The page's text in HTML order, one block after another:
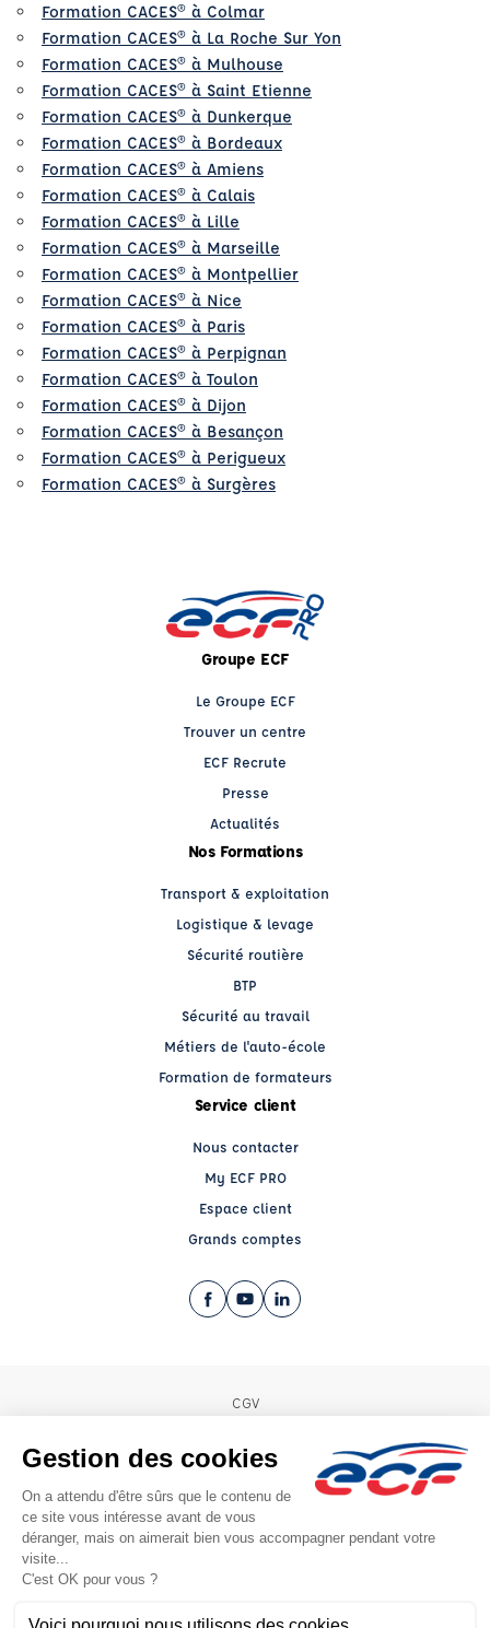
Formation CACES® à Colmar
Formation CACES® à La Roche Sur Yon
Formation CACES® à Mulhouse
Formation CACES® à Saint Etienne
Formation CACES® à Dunkerque
Formation CACES® à Bordeaux
Formation CACES® à Amiens
Formation CACES® à Calais
Formation CACES® à Lille
Formation CACES® à Marseille
Formation CACES® à Montpellier
Formation CACES® à Nice
Formation CACES® à Paris
Formation CACES® à Perpignan
Formation CACES® à Toulon
Formation CACES® à Dijon
Formation CACES® à Besançon
Formation CACES® à Perigueux
Formation CACES® à Surgères
Groupe ECF
Le Groupe ECF
Trouver un centre
ECF Recrute
Presse
Actualités
Nos Formations
Transport & exploitation
Logistique & levage
Sécurité routière
BTP
Sécurité au travail
Métiers de l'auto-école
Formation de formateurs
Service client
Nous contacter
My ECF PRO
Espace client
Grands comptes
Facebook (nouvelle fenêtre)
YouTube (nouvelle fenêtre)
LinkedIn (nouvelle fenêtre)
CGV
© 2026 École de Conduite Française. Tous droits réservés